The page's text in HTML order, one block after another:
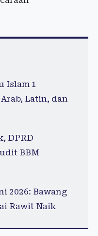
Islam 1
Latin, dan
DPRD
BBM
2026: Bawang
Rawit Naik